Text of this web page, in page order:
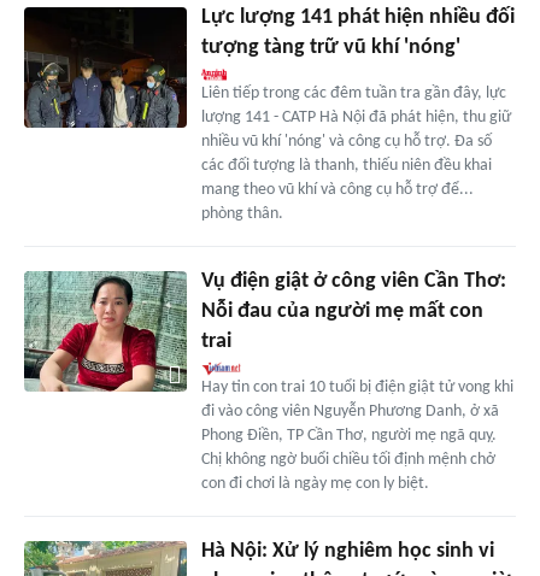
Lực lượng 141 phát hiện nhiều đối
tượng tàng trữ vũ khí 'nóng'
Liên tiếp trong các đêm tuần tra gần đây, lực
lượng 141 - CATP Hà Nội đã phát hiện, thu giữ
nhiều vũ khí 'nóng' và công cụ hỗ trợ. Đa số
các đối tượng là thanh, thiếu niên đều khai
mang theo vũ khí và công cụ hỗ trợ để...
phòng thân.
Vụ điện giật ở công viên Cần Thơ:
Nỗi đau của người mẹ mất con
trai
Hay tin con trai 10 tuổi bị điện giật tử vong khi
đi vào công viên Nguyễn Phương Danh, ở xã
Phong Điền, TP Cần Thơ, người mẹ ngã quỵ.
Chị không ngờ buổi chiều tối định mệnh chở
con đi chơi là ngày mẹ con ly biệt.
Hà Nội: Xử lý nghiêm học sinh vi